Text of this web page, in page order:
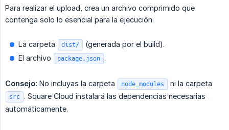
Para realizar el upload, crea un archivo comprimido que
contenga solo lo esencial para la ejecución:
La carpeta dist/
(generada por el build).
El archivo
package.json .
Consejo: No incluyas la carpeta node_modules ni la carpeta
src
. Square Cloud instalará las dependencias necesarias
automáticamente.